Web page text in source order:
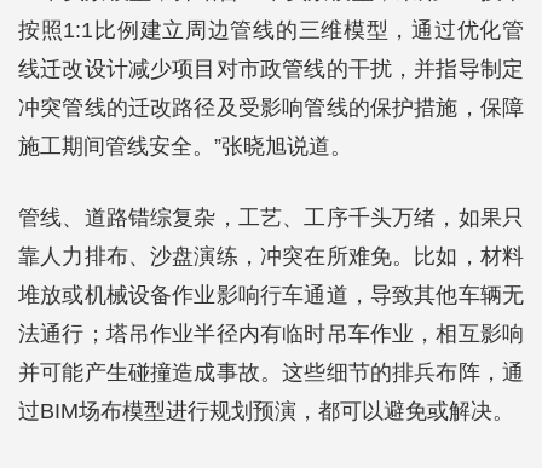
按照1:1比例建立周边管线的三维模型，通过优化管
线迁改设计减少项目对市政管线的干扰，并指导制定
冲突管线的迁改路径及受影响管线的保护措施，保障
施工期间管线安全。”张晓旭说道。
管线、道路错综复杂，工艺、工序千头万绪，如果只
靠人力排布、沙盘演练，冲突在所难免。比如，材料
堆放或机械设备作业影响行车通道，导致其他车辆无
法通行；塔吊作业半径内有临时吊车作业，相互影响
并可能产生碰撞造成事故。这些细节的排兵布阵，通
过BIM场布模型进行规划预演，都可以避免或解决。